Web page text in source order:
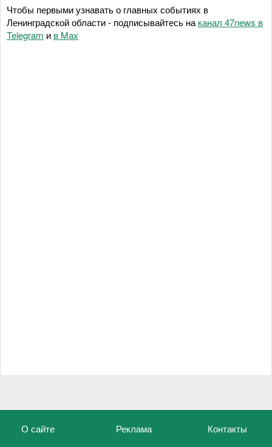
Чтобы первыми узнавать о главных событиях в
Ленинградской области - подписывайтесь на канал 47news в
Telegram и в Maх
О сайте Реклама Контакты